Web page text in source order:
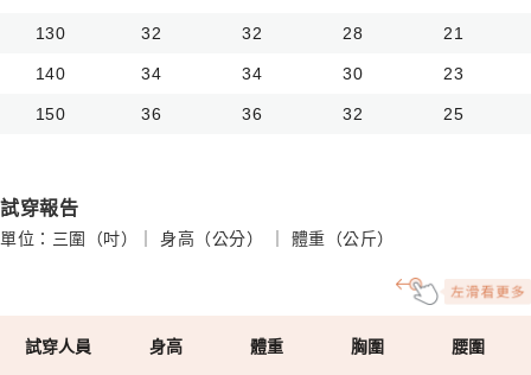
130 32 32 28 21
140 34 34 30 23
150 36 36 32 25
試穿報告
單位：三圍（吋）｜ 身高（公分） ｜ 體重（公斤）
試穿人員 身高 體重 胸圍 腰圍